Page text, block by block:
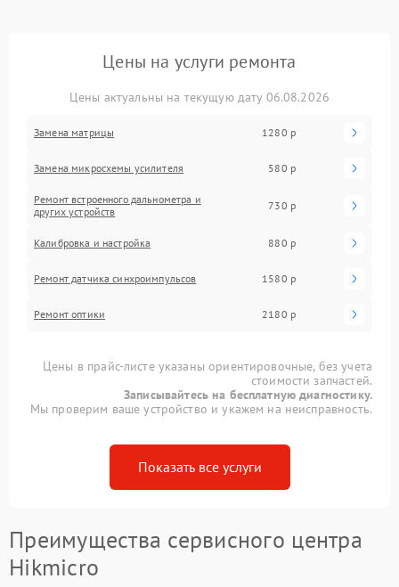
Цены на услуги ремонта
Цены актуальны на текущую дату 06.08.2026
Замена матрицы 1280 р
Замена микросхемы усилителя 580 р
Ремонт встроенного дальнометра и
других устройств
730 р
Калибровка и настройка 880 р
Ремонт датчика синхроимпульсов 1580 р
Ремонт оптики 2180 р
Цены в прайс-листе указаны ориентировочные, без учета
стоимости запчастей.
Записывайтесь на бесплатную диагностику.
Мы проверим ваше устройство и укажем на неисправность.
Показать все услуги
Преимущества сервисного центра
Hikmicro